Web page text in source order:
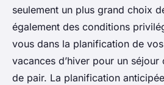
seulement un plus grand choix
également des conditions
vous dans la planification de
vacances d’hiver pour un
de pair. La planification